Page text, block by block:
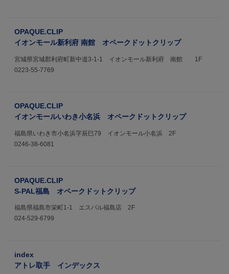
OPAQUE.CLIP
イオンモール新利府 南館 オペークドットクリップ
宮城県宮城郡利府町新中道3-1-1 イオンモール新利府 南館 1F
0223-55-7769
OPAQUE.CLIP
イオンモールいわき小名浜 オペークドットクリップ
福島県いわき市小名浜字辰巳79 イオンモール小名浜 2F
0246-38-6081
OPAQUE.CLIP
S-PAL福島 オペークドットクリップ
福島県福島市栄町1-1 エスパル福島店 2F
024-529-6799
index
アトレ取手 インデックス